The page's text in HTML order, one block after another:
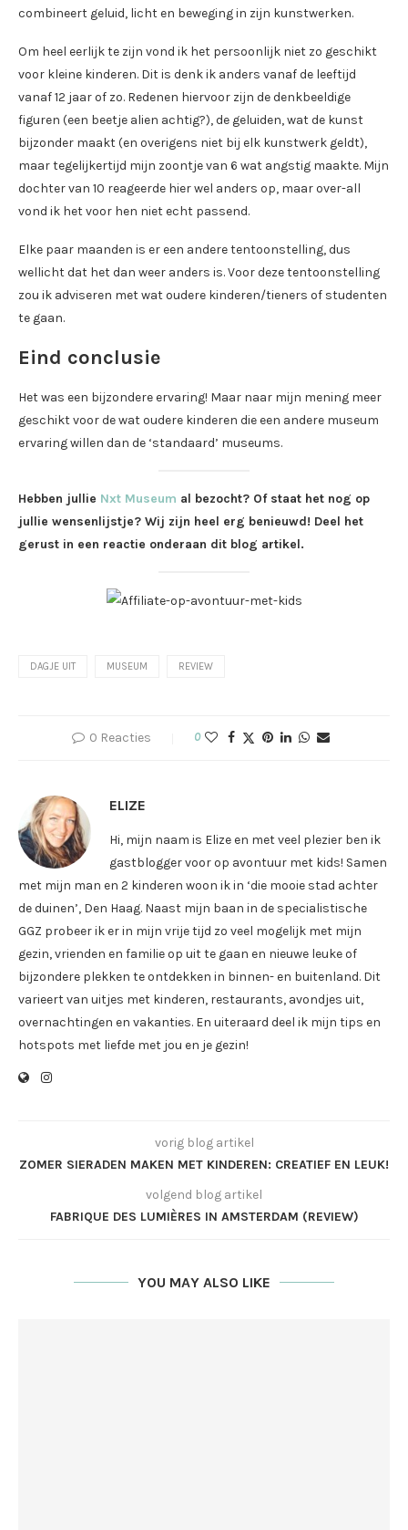
combineert geluid, licht en beweging in zijn kunstwerken.
Om heel eerlijk te zijn vond ik het persoonlijk niet zo geschikt
voor kleine kinderen. Dit is denk ik anders vanaf de leeftijd
vanaf 12 jaar of zo. Redenen hiervoor zijn de denkbeeldige
figuren (een beetje alien achtig?), de geluiden, wat de kunst
bijzonder maakt (en overigens niet bij elk kunstwerk geldt),
maar tegelijkertijd mijn zoontje van 6 wat angstig maakte. Mijn
dochter van 10 reageerde hier wel anders op, maar over-all
vond ik het voor hen niet echt passend.
Elke paar maanden is er een andere tentoonstelling, dus
wellicht dat het dan weer anders is. Voor deze tentoonstelling
zou ik adviseren met wat oudere kinderen/tieners of studenten
te gaan.
Eind conclusie
Het was een bijzondere ervaring! Maar naar mijn mening meer
geschikt voor de wat oudere kinderen die een andere museum
ervaring willen dan de ‘standaard’ museums.
Hebben jullie Nxt Museum al bezocht? Of staat het nog op
jullie wensenlijstje? Wij zijn heel erg benieuwd! Deel het
gerust in een reactie onderaan dit blog artikel.
DAGJE UIT MUSEUM REVIEW
0 Reacties 0
ELIZE
Hi, mijn naam is Elize en met veel plezier ben ik
gastblogger voor op avontuur met kids! Samen
met mijn man en 2 kinderen woon ik in ‘die mooie stad achter
de duinen’, Den Haag. Naast mijn baan in de specialistische
GGZ probeer ik er in mijn vrije tijd zo veel mogelijk met mijn
gezin, vrienden en familie op uit te gaan en nieuwe leuke of
bijzondere plekken te ontdekken in binnen- en buitenland. Dit
varieert van uitjes met kinderen, restaurants, avondjes uit,
overnachtingen en vakanties. En uiteraard deel ik mijn tips en
hotspots met liefde met jou en je gezin!
vorig blog artikel
ZOMER SIERADEN MAKEN MET KINDEREN: CREATIEF EN LEUK!
volgend blog artikel
FABRIQUE DES LUMIÈRES IN AMSTERDAM (REVIEW)
YOU MAY ALSO LIKE